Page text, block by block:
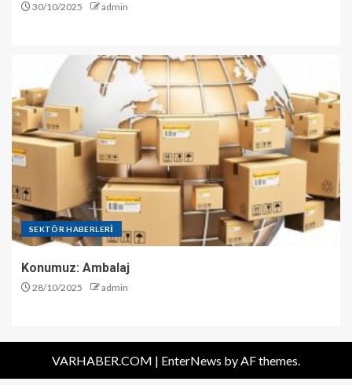
30/10/2025 admin
SEKTÖR HABERLERİ
Konumuz: Ambalaj
28/10/2025 admin
VARHABER.COM | EnterNews by AF themes.